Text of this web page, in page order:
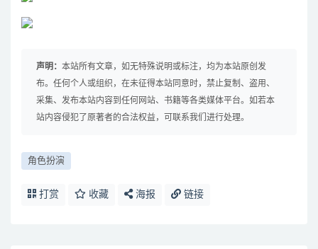
声明： 本站所有文章，如无特殊说明或标注，均为本站原创发
布。任何个人或组织，在未征得本站同意时，禁止复制、盗用、
采集、发布本站内容到任何网站、书籍等各类媒体平台。如若本
站内容侵犯了原著者的合法权益，可联系我们进行处理。
角色扮演
打赏 收藏 海报 链接